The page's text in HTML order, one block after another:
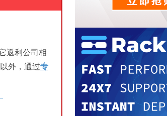
返利公司相
外，通过专